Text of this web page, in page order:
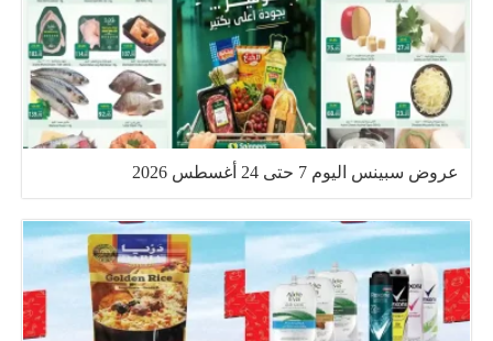
عروض سبينس اليوم 7 حتى 24 أغسطس 2026